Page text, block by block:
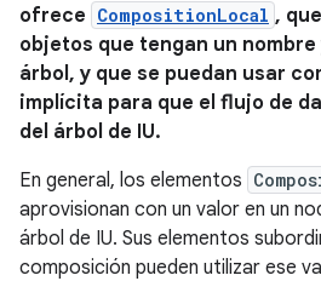
ofrece CompositionLocal ,
objetos que tengan un
árbol, y que se puedan usar
implícita para que el flujo de
del árbol de IU.
En general, los elementos
aprovisionan con un valor en un
árbol de IU. Sus elementos
composición pueden utilizar ese